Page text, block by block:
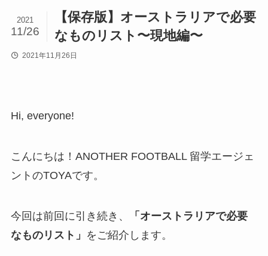
【保存版】オーストラリアで必要
なものリスト〜現地編〜
2021
11/26
2021年11月26日
Hi, everyone!
こんにちは！ANOTHER FOOTBALL 留学エージェ
ントのTOYAです。
今回は前回に引き続き、
「オーストラリアで必要
なものリスト」 をご紹介します。